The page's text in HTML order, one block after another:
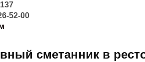
52-00
сметанник в